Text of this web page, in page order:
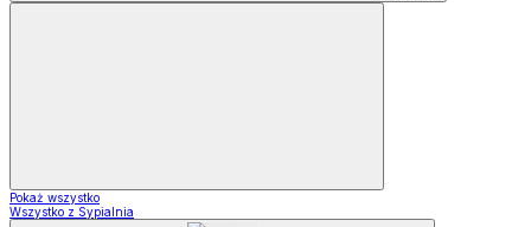
Pokaż wszystko
Wszystko z Sypialnia